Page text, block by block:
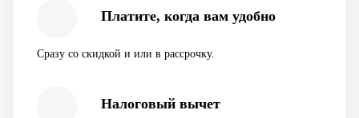
Платите, когда вам удобно
Сразу со скидкой и или в рассрочку.
Налоговый вычет